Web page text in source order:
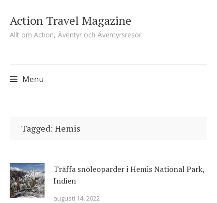
Action Travel Magazine
Allt om Action, Äventyr och Äventyrsresor
Menu
to
Tagged: Hemis
Träffa snöleoparder i Hemis National Park,
Indien
augusti 14, 2022